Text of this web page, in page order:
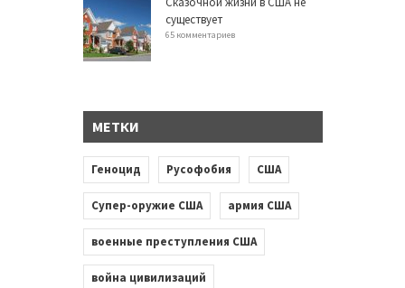
существует
65 комментариев
МЕТКИ
Геноцид Русофобия США
Супер-оружие США армия США
военные преступления США
война цивилизаций